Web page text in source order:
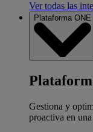
Ver todas las
Plataforma ONE
Gestiona y
proactiva en